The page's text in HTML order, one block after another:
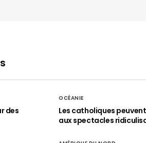
des
OCÉANIE
Les catholiques
aux spectacles